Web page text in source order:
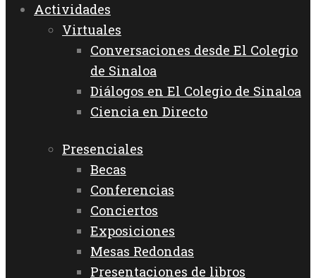
Actividades
Virtuales
Conversaciones desde El Colegio
de Sinaloa
Diálogos en El Colegio de Sinaloa
Ciencia en Directo
Presenciales
Becas
Conferencias
Conciertos
Exposiciones
Mesas Redondas
Presentaciones de libros